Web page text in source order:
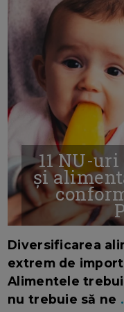
11 NU-
și
Diversificarea
extrem de
Alimentele
nu trebuie să ne